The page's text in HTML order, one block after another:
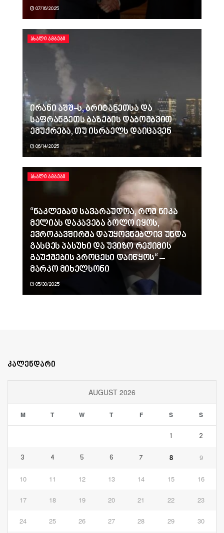
07/16/2025
ᲐᲮᲐᲚᲘ ᲐᲛᲑᲔᲑᲘ
ირანი აშშ-ს, ბრიტანეთსა და
საფრანგეთს ბაზების დაბომბვით
ემუქრება, თუ ისრაელს დაიცავენ
06/14/2025
ᲐᲮᲐᲚᲘ ᲐᲛᲑᲔᲑᲘ
“ნაკლებად სავარაუდოა, რომ ნიკა
მელიას დაკავება ბოლო იყოს,
ევროკავშირმა დაუყოვნებლივ უნდა
გასცეს პასუხი და უვიზო რეჟიმის
გაუქმების პროცესი დაიწყოს“ –
მარკო მიხელსონი
05/30/2025
კალენდარი
AUGUST 2026
M T W T F S S
1 2
3 4 5 6 7 8 9
10 11 12 13 14 15 16
17 18 19 20 21 22 23
24 25 26 27 28 29 30